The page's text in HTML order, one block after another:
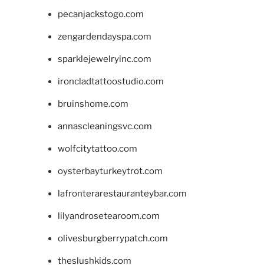
pecanjackstogo.com
zengardendayspa.com
sparklejewelryinc.com
ironcladtattoostudio.com
bruinshome.com
annascleaningsvc.com
wolfcitytattoo.com
oysterbayturkeytrot.com
lafronterarestauranteybar.com
lilyandrosetearoom.com
olivesburgberrypatch.com
theslushkids.com